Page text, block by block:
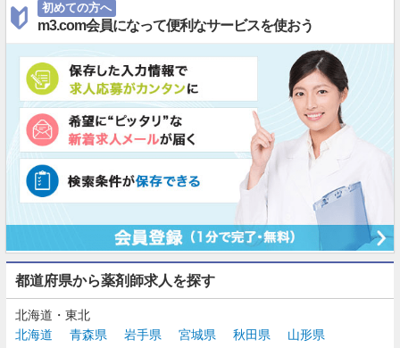
初めての方へ
m3.com会員になって便利なサービスを使おう
都道府県から薬剤師求人を探す
北海道・東北
北海道
青森県 岩手県 宮城県 秋田県
山形県